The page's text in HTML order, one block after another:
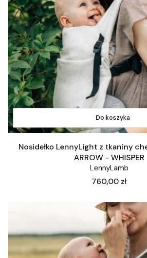
Do koszyka
Nosidełko LennyLight z tkaniny
ARROW - WHISPER
LennyLamb
Cena
760,00 zł